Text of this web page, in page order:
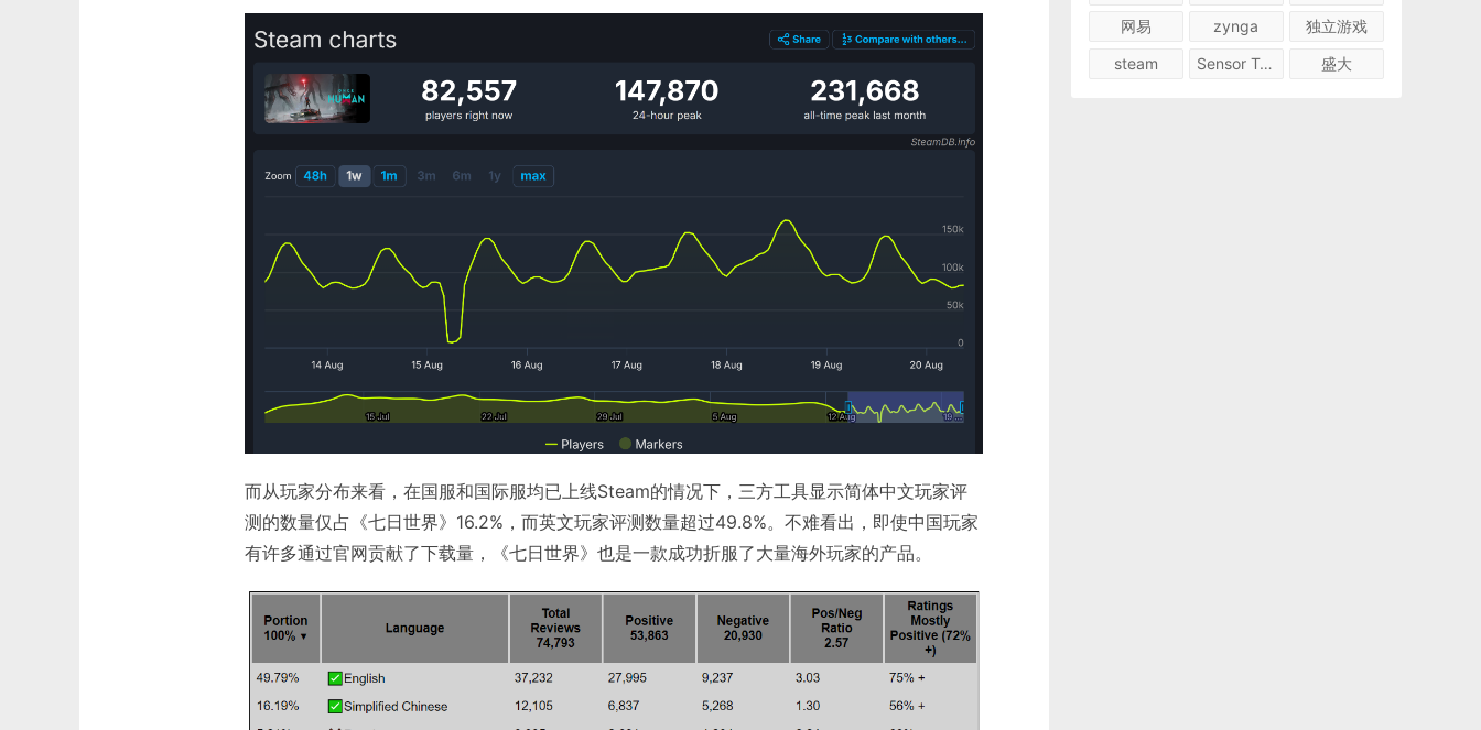
而从玩家分布来看，在国服和国际服均已上线Steam的情况下，三方工具显示简体中文玩家评
测的数量仅占《七日世界》16.2%，而英文玩家评测数量超过49.8%。不难看出，即使中国玩家
有许多通过官网贡献了下载量，《七日世界》也是一款成功折服了大量海外玩家的产品。
网易
zynga
独立游戏
steam
Sensor Tower 盛大